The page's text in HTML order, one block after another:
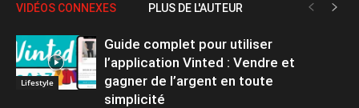
VIDÉOS CONNEXES PLUS DE L'AUTEUR
Lifestyle
Guide complet pour utiliser
l’application Vinted : Vendre et
gagner de l’argent en toute
simplicité